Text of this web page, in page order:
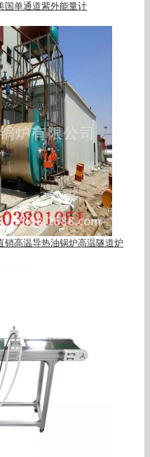
国单通道紫外能量计
销高温导热油锅炉高温隧道炉